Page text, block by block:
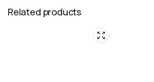
Related products